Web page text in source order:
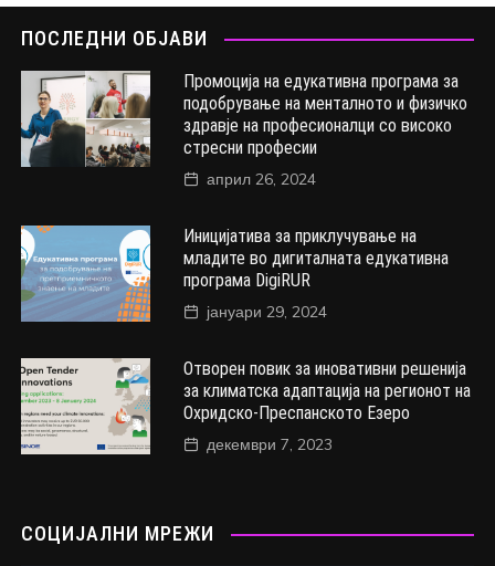
ПОСЛЕДНИ ОБЈАВИ
Промоција на едукативна програма за
подобрување на менталното и физичко
здравје на професионалци со високо
стресни професии
април 26, 2024
Иницијатива за приклучување на
младите во дигиталната едукативна
програма DigiRUR
јануари 29, 2024
Отворен повик за иновативни решенија
за климатска адаптација на регионот на
Охридско-Преспанското Езеро
декември 7, 2023
СОЦИЈАЛНИ МРЕЖИ